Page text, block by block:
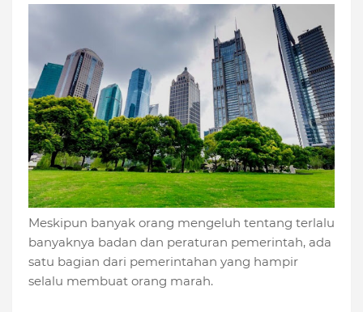
Meskipun banyak orang mengeluh tentang terlalu
banyaknya badan dan peraturan pemerintah, ada
satu bagian dari pemerintahan yang hampir
selalu membuat orang marah.